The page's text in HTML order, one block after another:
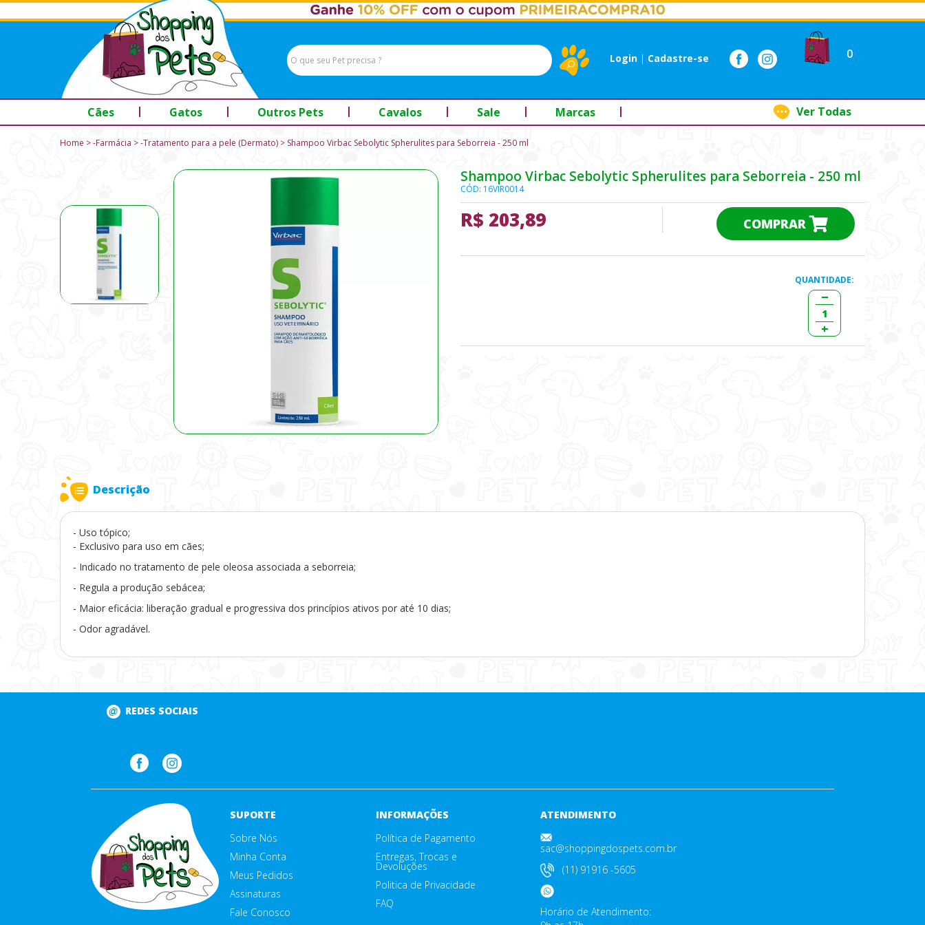
0
Login | Cadastre-se
Cães Gatos Outros Pets Cavalos Sale Marcas Ver Todas
Home -Farmácia -Tratamento para a pele (Dermato) Shampoo Virbac Sebolytic Spherulites para Seborreia - 250 ml
Shampoo Virbac Sebolytic Spherulites para Seborreia - 250 ml
CÓD: 16VIR0014
R$ 203,89 COMPRAR
QUANTIDADE:
Descrição
- Uso tópico;
- Exclusivo para uso em cães;
- Indicado no tratamento de pele oleosa associada a seborreia;
- Regula a produção sebácea;
- Maior eficácia: liberação gradual e progressiva dos princípios ativos por até 10 dias;
- Odor agradável.
REDES SOCIAIS
SUPORTE
Sobre Nós
Minha Conta
Meus Pedidos
Assinaturas
Fale Conosco
INFORMAÇÕES
Política de Pagamento
Entregas, Trocas e
Devoluções
Politica de Privacidade
FAQ
ATENDIMENTO
sac@shoppingdospets.com.br
(11) 91916 -5605
Horário de Atendimento: